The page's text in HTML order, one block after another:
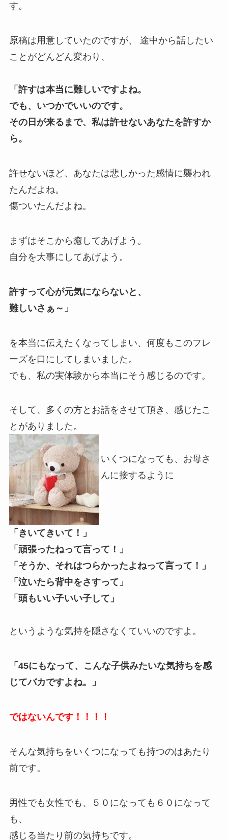
す。
原稿は用意していたのですが、 途中から話したい
ことがどんどん変わり、
「許すは本当に難しいですよね。
でも、いつかでいいのです。
その日が来るまで、私は許せないあなたを許すか
ら。
許せないほど、あなたは悲しかった感情に襲われ
たんだよね。
傷ついたんだよね。
まずはそこから癒してあげよう。
自分を大事にしてあげよう。
許すって心が元気にならないと、
難しいさぁ～」
を本当に伝えたくなってしまい、何度もこのフレ
ーズを口にしてしまいました。
でも、私の実体験から本当にそう感じるのです。
そして、多くの方とお話をさせて頂き、感じたこ
とがありました。
いくつになっても、お母さ
んに接するように
「きいてきいて！」
「頑張ったねって言って！」
「そうか、それはつらかったよねって言って！」
「泣いたら背中をさすって」
「頭もいい子いい子して」
というような気持を隠さなくていいのですよ。
「45にもなって、こんな子供みたいな気持ちを感
じてバカですよね。」
ではないんです！！！！
そんな気持ちをいくつになっても持つのはあたり
前です。
男性でも女性でも、５０になっても６０になって
も、
感じる当たり前の気持ちです。